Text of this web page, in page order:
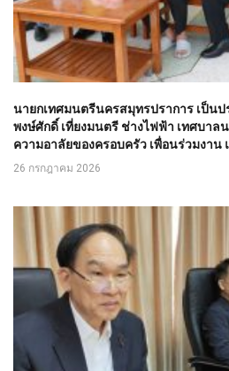
นายกเทศมนตรีนครสมุทรปราการ เป็น
พงษ์ศักดิ์ เที่ยงมนตรี ช่างไฟฟ้า เทศบาล
ความอาลัยของครอบครัว เพื่อนร่วมงาน
26 กรกฎาคม 2026